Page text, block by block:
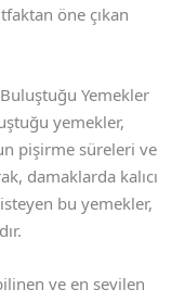
öne çıkan
Buluştuğu Yemekler
yemekler,
pişirme süreleri ve
damaklarda kalıcı
bu yemekler,
ve en sevilen